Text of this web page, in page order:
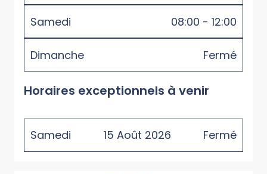
Samedi 08:00 - 12:00
Dimanche Fermé
Horaires exceptionnels à venir
Samedi 15 Août 2026 Fermé